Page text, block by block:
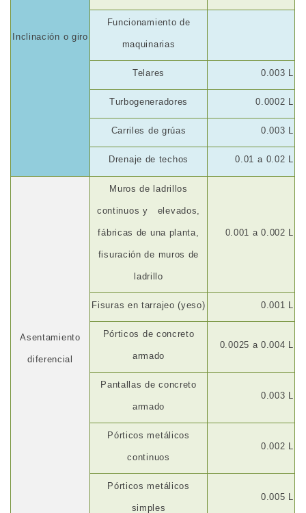
Inclinación o giro
Funcionamiento de
maquinarias
Telares 0.003 L
Turbogeneradores 0.0002 L
Carriles de grúas 0.003 L
Drenaje de techos 0.01 a 0.02 L
Asentamiento
diferencial
Muros de ladrillos
continuos y elevados,
fábricas de una planta,
fisuración de muros de
ladrillo
0.001 a 0.002 L
Fisuras en tarrajeo (yeso) 0.001 L
Pórticos de concreto
armado
0.0025 a 0.004 L
Pantallas de concreto
armado
0.003 L
Pórticos metálicos
continuos
0.002 L
Pórticos metálicos
simples
0.005 L